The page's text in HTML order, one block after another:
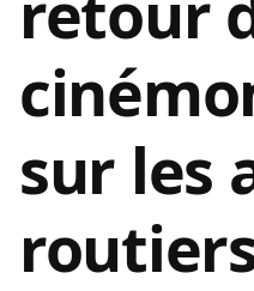
sur les